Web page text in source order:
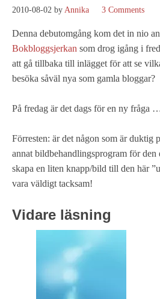
2010-08-02 by Annika 3 Comments
Denna debutomgång kom det in nio
Bokbloggsjerkan som drog igång i
att gå tillbaka till inlägget för att se
besöka såväl nya som gamla bloggar?
På fredag är det dags för en ny fråga
Förresten: är det någon som är duktig
annat bildbehandlingsprogram för
skapa en liten knapp/bild till den här
vara väldigt tacksam!
Vidare läsning